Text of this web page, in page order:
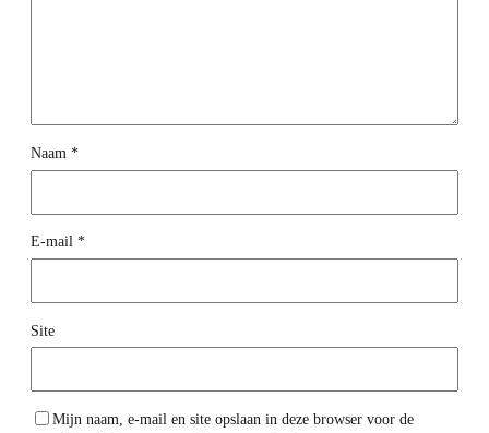
Naam *
E-mail *
Site
Mijn naam, e-mail en site opslaan in deze browser voor de